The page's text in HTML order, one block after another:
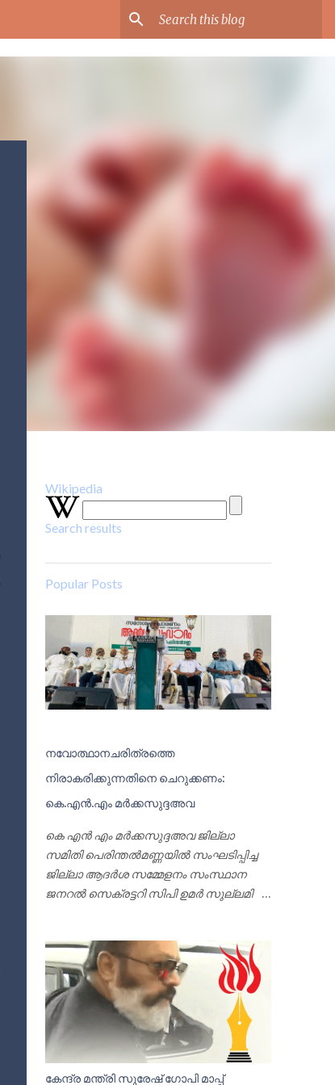
Wikipedia
Search results
Popular Posts
നവോത്ഥാനചരിത്രത്തെ
നിരാകരിക്കുന്നതിനെ ചെറുക്കണം:
കെ.എൻ.എം മർക്കസുദ്ദഅവ
കെ എൻ എം മർക്കസുദ്ദഅവ ജില്ലാ
സമിതി പെരിന്തൽമണ്ണയിൽ സംഘടിപ്പിച്ച
ജില്ലാ ആദർശ സമ്മേളനം സംസ്ഥാന
ജനറൽ സെക്രട്ടറി സിപി ഉമർ സുല്ലമി
നിരാകരിക്കുന്നതിനെ ശക്തമായി
ചെറുക്കണമെന്നും ഏകദൈവ
വിശ്വാസത്തിന്റെ മൗലികതയെ
വികലമാക്കുന്ന നവ
യാഥാസ്ഥിതികതക്കെതിരേ
ആദർശപ്പോരാട്ടം ശക്തമാക്കുമെന്നും
മുജാഹിദ് ജില്ലാ ആദർശ സമ്മേളനം
കേന്ദ്ര മന്ത്രി സുരേഷ് ഗോപി മാപ്പ്